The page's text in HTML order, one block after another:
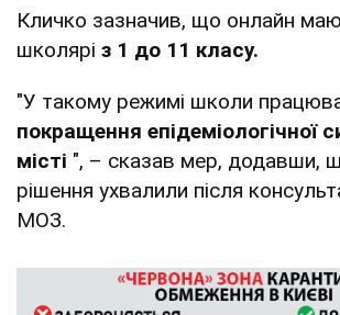
Кличко зазначив, що онлайн
школярі з 1 до 11 класу.
"У такому режимі школи
покращення епідеміологічної
місті ", – сказав мер, додавши,
рішення ухвалили після
МОЗ.